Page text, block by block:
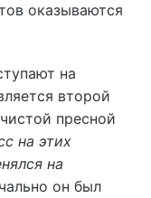
оказываются
на
второй
пресной
на этих
на
он был